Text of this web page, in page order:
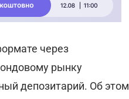
через
рынку
депозитарий. Об этом